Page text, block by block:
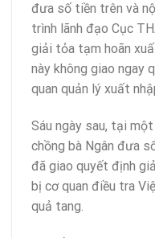
đưa số tiền trên và
trình lãnh đạo Cục
giải tỏa tạm hoãn
này không giao ngay
quan quản lý xuất
Sáu ngày sau, tại
chồng bà Ngân đưa
đã giao quyết định
bị cơ quan điều tra
quả tang.